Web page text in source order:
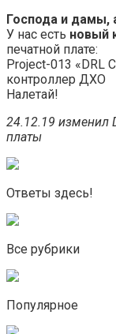
Господа и дамы,
У нас есть новый
печатной плате:
Project-013 «DRL
контроллер ДХО
Налетай!
24.12.19 изменил
платы
Ответы здесь!
Все рубрики
Популярное